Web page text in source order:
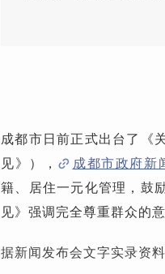
成都市日前正式出台了《
见》），
成都市政府新
籍、居住一元化管理，鼓
见》强调完全尊重群众的意
据新闻发布会文字实录资